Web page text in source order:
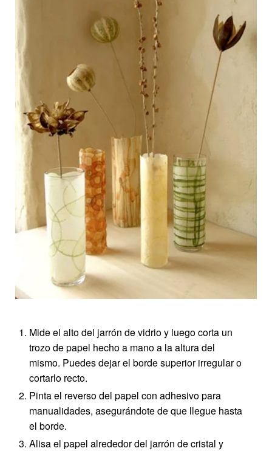
Mide el alto del jarrón de vidrio y luego corta un
trozo de papel hecho a mano a la altura del
mismo. Puedes dejar el borde superior irregular o
cortarlo recto.
Pinta el reverso del papel con adhesivo para
manualidades, asegurándote de que llegue hasta
el borde.
Alisa el papel alrededor del jarrón de cristal y